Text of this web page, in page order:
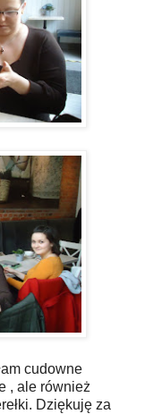
cudowne
, ale również
Dziękuję za